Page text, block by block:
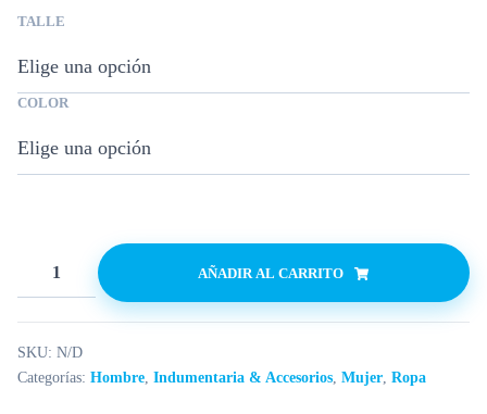
TALLE
COLOR
AÑADIR AL CARRITO
SKU: N/D
Categorías: Hombre, Indumentaria & Accesorios, Mujer, Ropa